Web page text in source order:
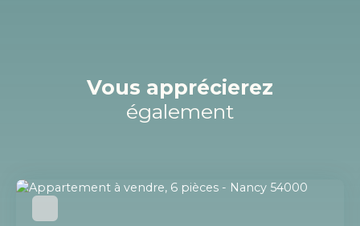
Vous apprécierez
également